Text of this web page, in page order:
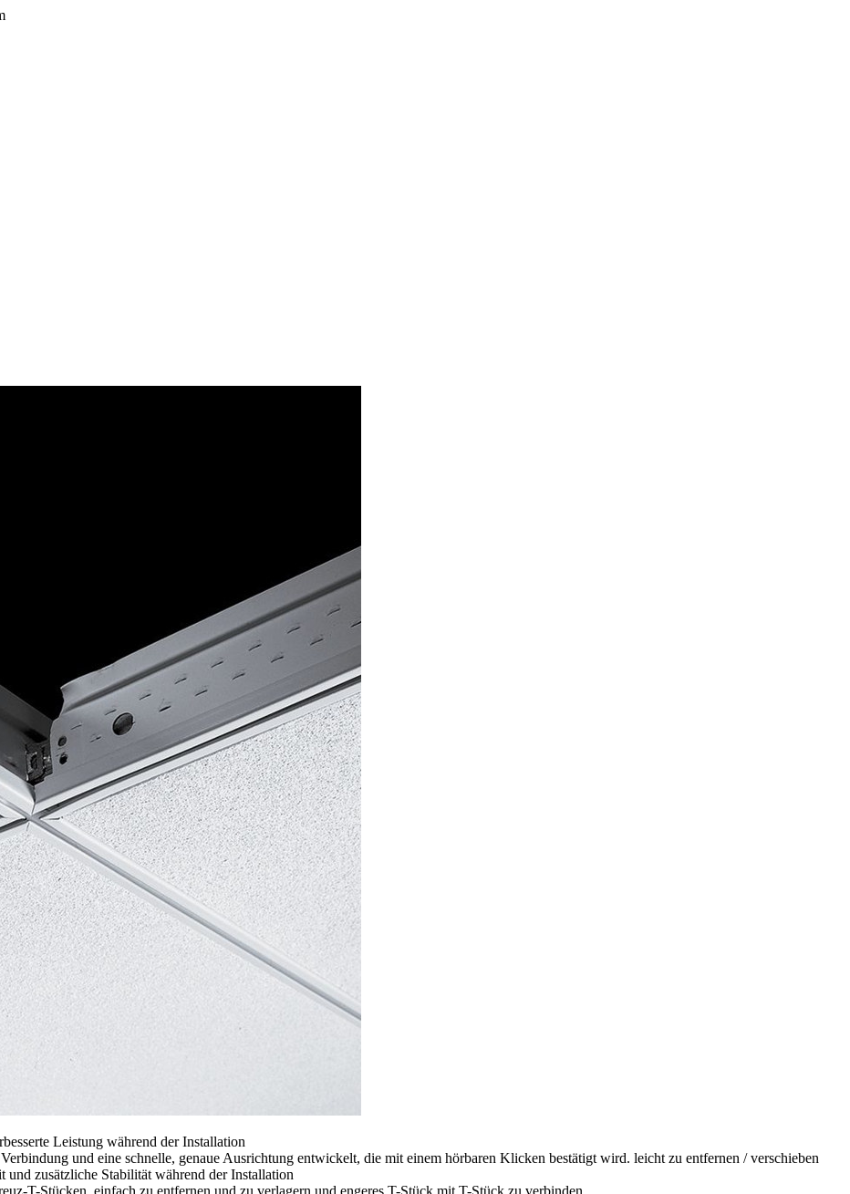
Leistung während der Installation
und eine schnelle, genaue Ausrichtung entwickelt, die mit einem hörbaren Klicken bestätigt wird. leicht zu entfernen / verschieben
zusätzliche Stabilität während der Installation
T-Stücken, einfach zu entfernen und zu verlagern und engeres T-Stück mit T-Stück zu verbinden